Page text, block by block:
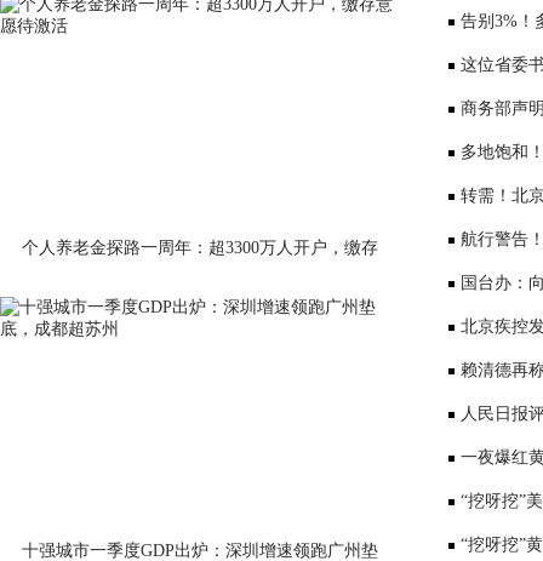
个人养老金探路一周年：超3300万人开户，缴存
十强城市一季度GDP出炉：深圳增速领跑广州垫
告别3%！
将少3000元
这位省委
部、10位女
商务部声
大会”
多地饱和
序竞争仍是
转需！北
公布
航行警告
国台办：
表达深切哀
北京疾控
景要戴口罩
赖清德再
国台办回应
人民日报
一夜爆红
师：或涉嫌
“挖呀挖”
“挖呀挖”